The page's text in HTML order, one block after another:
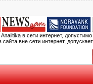
в сети интернет,
сайта вне сети интернет,